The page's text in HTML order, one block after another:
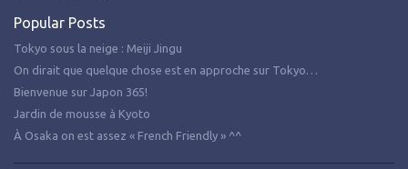
Popular Posts
Tokyo sous la neige : Meiji Jingu
On dirait que quelque chose est en approche sur Tokyo…
Bienvenue sur Japon 365!
Jardin de mousse à Kyoto
À Osaka on est assez « French Friendly » ^^